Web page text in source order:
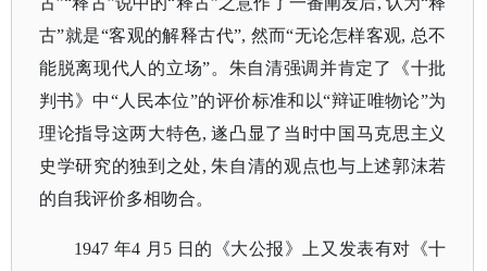
古”就是“客观的解释古代”, 然而“无论怎样客观, 总不
能脱离现代人的立场”。朱自清强调并肯定了《十批
判书》中“人民本位”的评价标准和以“辩证唯物论”为
理论指导这两大特色, 遂凸显了当时中国马克思主义
史学研究的独到之处, 朱自清的观点也与上述郭沫若
的自我评价多相吻合。
1947 年4 月5 日的《大公报》上又发表有对《十